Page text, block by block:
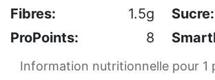
Fibres:
1.5g Sucre:
ProPoints:
8
Information nutritionnelle pour 1